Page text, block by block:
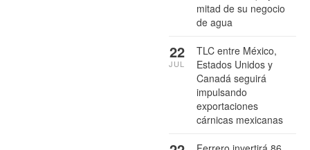
mitad de su negocio
de agua
TLC entre México,
Estados Unidos y
Canadá seguirá
impulsando
exportaciones
cárnicas mexicanas
22
JUL